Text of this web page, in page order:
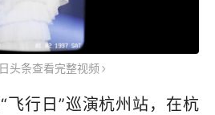
头条查看完整视频
飞行日”巡演杭州站，在杭